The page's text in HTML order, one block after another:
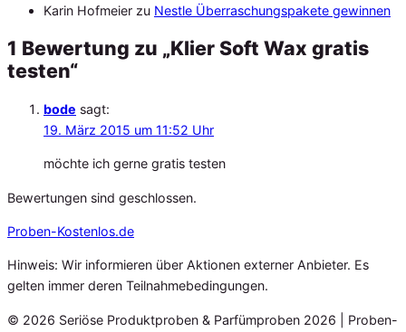
Karin Hofmeier zu Nestle Überraschungspakete gewinnen
1 Bewertung zu „Klier Soft Wax gratis
testen“
bode sagt:
19. März 2015 um 11:52 Uhr
möchte ich gerne gratis testen
Bewertungen sind geschlossen.
Proben-Kostenlos.de
Hinweis: Wir informieren über Aktionen externer Anbieter. Es
gelten immer deren Teilnahmebedingungen.
© 2026 Seriöse Produktproben & Parfümproben 2026 | Proben-